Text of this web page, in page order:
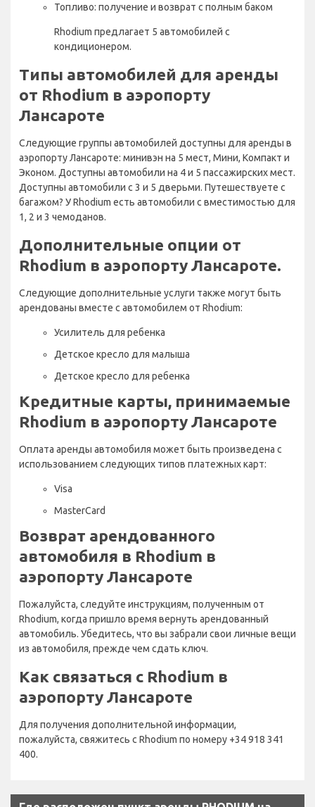
Топливо: получение и возврат с полным баком
Rhodium предлагает 5 автомобилей с
кондиционером.
Типы автомобилей для аренды
от Rhodium в аэропорту
Лансароте
Следующие группы автомобилей доступны для аренды в
аэропорту Лансароте: минивэн на 5 мест, Мини, Компакт и
Эконом. Доступны автомобили на 4 и 5 пассажирских мест.
Доступны автомобили с 3 и 5 дверьми. Путешествуете с
багажом? У Rhodium есть автомобили с вместимостью для
1, 2 и 3 чемоданов.
Дополнительные опции от
Rhodium в аэропорту Лансароте.
Следующие дополнительные услуги также могут быть
арендованы вместе с автомобилем от Rhodium:
Усилитель для ребенка
Детское кресло для малыша
Детское кресло для ребенка
Кредитные карты, принимаемые
Rhodium в аэропорту Лансароте
Оплата аренды автомобиля может быть произведена с
использованием следующих типов платежных карт:
Visa
MasterCard
Возврат арендованного
автомобиля в Rhodium в
аэропорту Лансароте
Пожалуйста, следуйте инструкциям, полученным от
Rhodium, когда пришло время вернуть арендованный
автомобиль. Убедитесь, что вы забрали свои личные вещи
из автомобиля, прежде чем сдать ключ.
Как связаться с Rhodium в
аэропорту Лансароте
Для получения дополнительной информации,
пожалуйста, свяжитесь с Rhodium по номеру +34 918 341
400.